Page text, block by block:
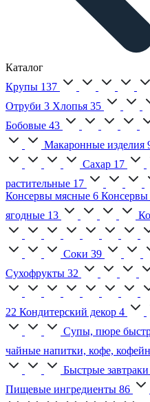
Каталог
Крупы 137
Отруби 3 Хлопья 35
Бобовые 43
Макаронные изделия
Сахар 17
растительные 17
Консервы мясные 6
ягодные 13
Соки 39
Сухофрукты 32
22 Кондитерский декор 4
Супы, пюре
чайные напитки, кофе,
Быстрые завтраки
Пищевые ингредиенты 86